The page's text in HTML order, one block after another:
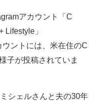
アカウント「C
Lifestyle」
ウントには、米在住のC
子が投稿されていま
シェルさんと夫の30年